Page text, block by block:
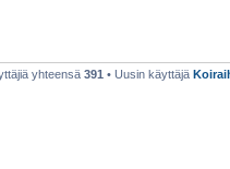
yhteensä 391 • Uusin käyttäjä